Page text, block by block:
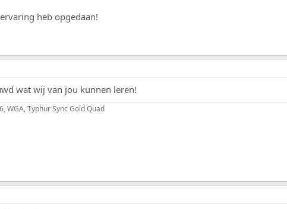
heb opgedaan!
wat wij van jou kunnen leren!
WGA, Typhur Sync Gold Quad